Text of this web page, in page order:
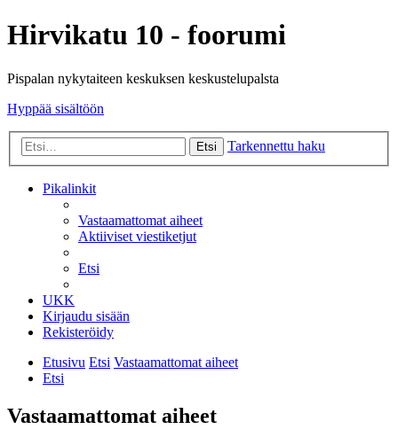
Hirvikatu 10 - foorumi
Pispalan nykytaiteen keskuksen keskustelupalsta
Hyppää sisältöön
Etsi Tarkennettu haku
Pikalinkit
Vastaamattomat aiheet
Aktiiviset viestiketjut
Etsi
UKK
Kirjaudu sisään
Rekisteröidy
Etusivu Etsi Vastaamattomat aiheet
Etsi
Vastaamattomat aiheet